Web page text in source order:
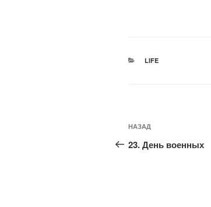
РУБРИКИ
LIFE
Навигация
по
записям
Предыдущая
запись:
НАЗАД
23. День военных